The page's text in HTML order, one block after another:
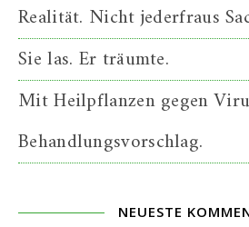
Realität. Nicht jederfraus
Sie las. Er träumte.
Mit Heilpflanzen gegen
Behandlungsvorschlag.
NEUESTE